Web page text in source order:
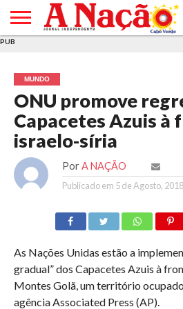
E DE
COOKIES
DE
UTILIZAÇÃO
PUB
MUNDO
ONU promove
Capacetes Azuis à
israelo-síria
Por A NAÇÃO
Publicado em 5 de Agosto, 2018
As Nações Unidas estão a
gradual” dos Capacetes Azuis à
Montes Golã, um território
agência Associated Press (AP).